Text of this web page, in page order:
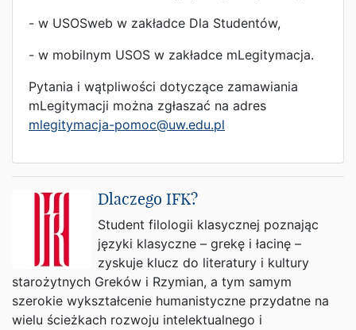
- w USOSweb w zakładce Dla Studentów,
- w mobilnym USOS w zakładce mLegitymacja.
Pytania i wątpliwości dotyczące zamawiania
mLegitymacji można zgłaszać na adres
mlegitymacja-pomoc@uw.edu.pl
Dlaczego IFK?
Student filologii klasycznej poznając
języki klasyczne – grekę i łacinę –
zyskuje klucz do literatury i kultury
starożytnych Greków i Rzymian, a tym samym
szerokie wykształcenie humanistyczne przydatne na
wielu ścieżkach rozwoju intelektualnego i